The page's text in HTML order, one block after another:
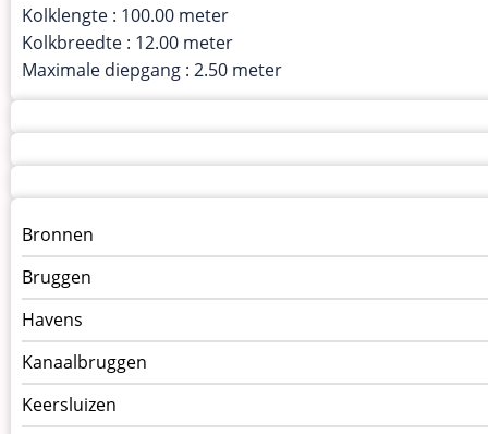
Kolklengte : 100.00 meter
Kolkbreedte : 12.00 meter
Maximale diepgang : 2.50 meter
Menu
kunstwerken
op
kunstwerkpagina
Bronnen
Bruggen
Havens
Kanaalbruggen
Keersluizen